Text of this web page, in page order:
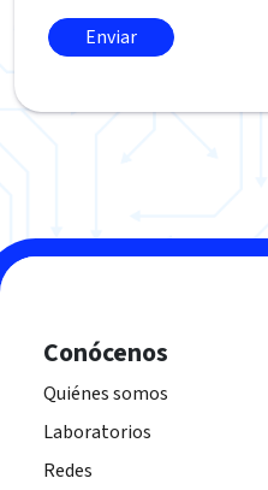
Conócenos
Quiénes somos
Laboratorios
Redes